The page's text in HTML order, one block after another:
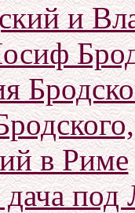
и
в Риме
под